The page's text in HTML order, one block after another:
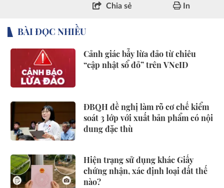
Chia sẻ In
BÀI ĐỌC NHIỀU
Cảnh giác bẫy lừa đảo từ chiêu
“cập nhật sổ đỏ” trên VNeID
ĐBQH đề nghị làm rõ cơ chế kiểm
soát 3 lớp với xuất bản phẩm có nội
dung đặc thù
Hiện trạng sử dụng khác Giấy
chứng nhận, xác định loại đất thế
nào?